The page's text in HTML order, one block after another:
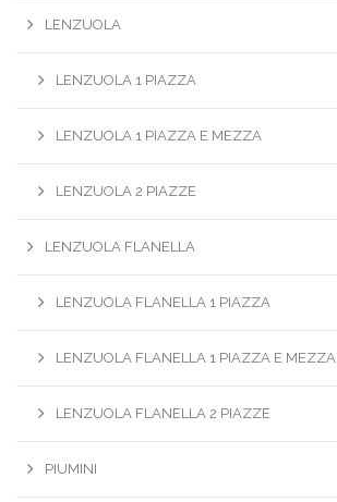
LENZUOLA
LENZUOLA 1 PIAZZA
LENZUOLA 1 PIAZZA E MEZZA
LENZUOLA 2 PIAZZE
LENZUOLA FLANELLA
LENZUOLA FLANELLA 1 PIAZZA
LENZUOLA FLANELLA 1 PIAZZA E MEZZA
LENZUOLA FLANELLA 2 PIAZZE
PIUMINI